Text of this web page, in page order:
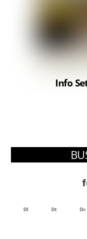
Info
Dl Dt Dc